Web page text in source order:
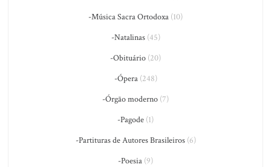
-Música Sacra Ortodoxa (10)
-Natalinas(45)
-Obituário (20)
-Ópera(248)
-Órgão moderno (7)
-Pagode (1)
-Partituras de Autores Brasileiros(6)
-Poesia (9)